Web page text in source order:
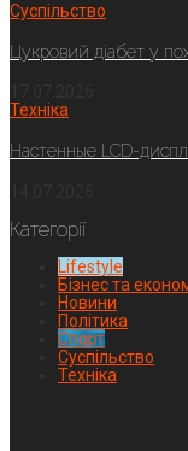
Суспільство
Цукровий діабет у
Техніка
Настенные LCD-
Категорії
Lifestyle
Бізнес та
Новини
Політика
Спорт
Суспільство
Техніка